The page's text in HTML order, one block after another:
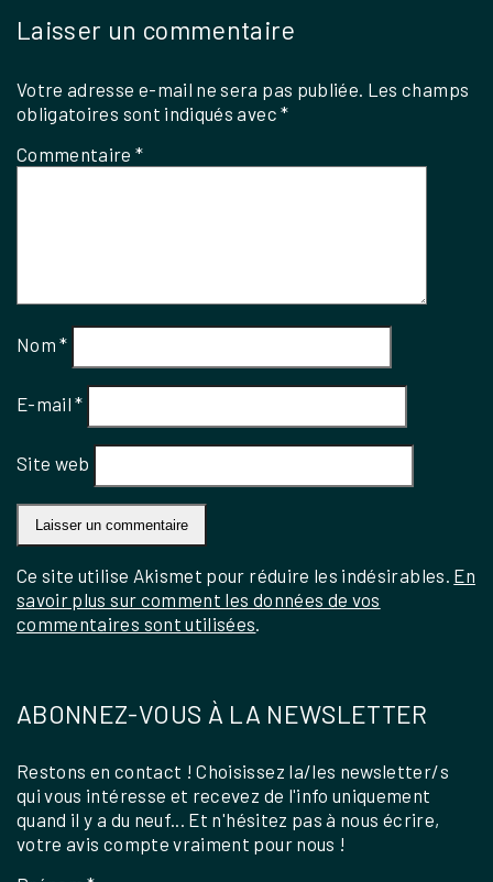
Laisser un commentaire
Votre adresse e-mail ne sera pas publiée. Les champs
obligatoires sont indiqués avec*
Commentaire*
Nom*
E-mail*
Site web
Ce site utilise Akismet pour réduire les indésirables. En
savoir plus sur comment les données de vos
commentaires sont utilisées.
ABONNEZ-VOUS À LA NEWSLETTER
Restons en contact ! Choisissez la/les newsletter/s
qui vous intéresse et recevez de l'info uniquement
quand il y a du neuf... Et n'hésitez pas à nous écrire,
votre avis compte vraiment pour nous !